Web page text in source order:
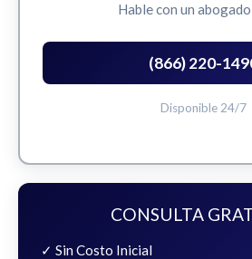
Hable con un
(866) 220-
Disponible 24/7
CONSULTA
✓ Sin Costo Inicial